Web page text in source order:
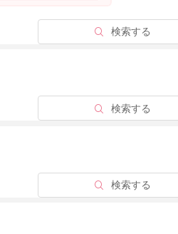
検索する
検索する
検索する